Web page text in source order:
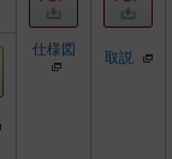
仕様図 取説